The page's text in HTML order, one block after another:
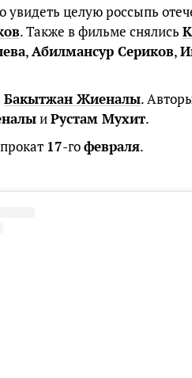
увидеть целую россыпь
. Также в фильме снялись
,Абилмансур Сериков,
Бакытжан Жиеналы.
иРустам Мухит.
17-гофевраля.